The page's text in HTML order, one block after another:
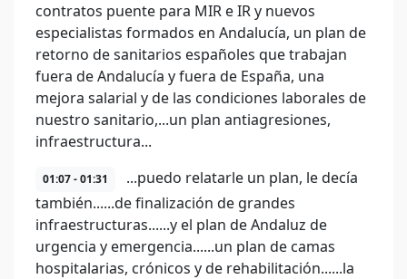
contratos puente para MIR e IR y nuevos
especialistas formados en Andalucía, un plan de
retorno de sanitarios españoles que trabajan
fuera de Andalucía y fuera de España, una
mejora salarial y de las condiciones laborales de
nuestro sanitario,...un plan antiagresiones,
infraestructura...
01:07 - 01:31
...puedo relatarle un plan, le decía
también......de finalización de grandes
infraestructuras......y el plan de Andaluz de
urgencia y emergencia......un plan de camas
hospitalarias, crónicos y de rehabilitación......la